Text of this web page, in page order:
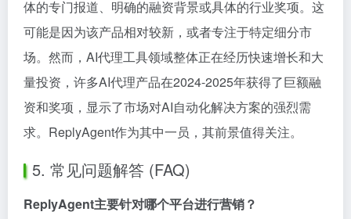
体的专门报道、明确的融资背景或具体的行业奖项。这
可能是因为该产品相对较新，或者专注于特定细分市
场。然而，AI代理工具领域整体正在经历快速增长和大
量投资，许多AI代理产品在2024-2025年获得了巨额融
资和奖项，显示了市场对AI自动化解决方案的强烈需
求。ReplyAgent作为其中一员，其前景值得关注。
5. 常见问题解答 (FAQ)
ReplyAgent主要针对哪个平台进行营销？